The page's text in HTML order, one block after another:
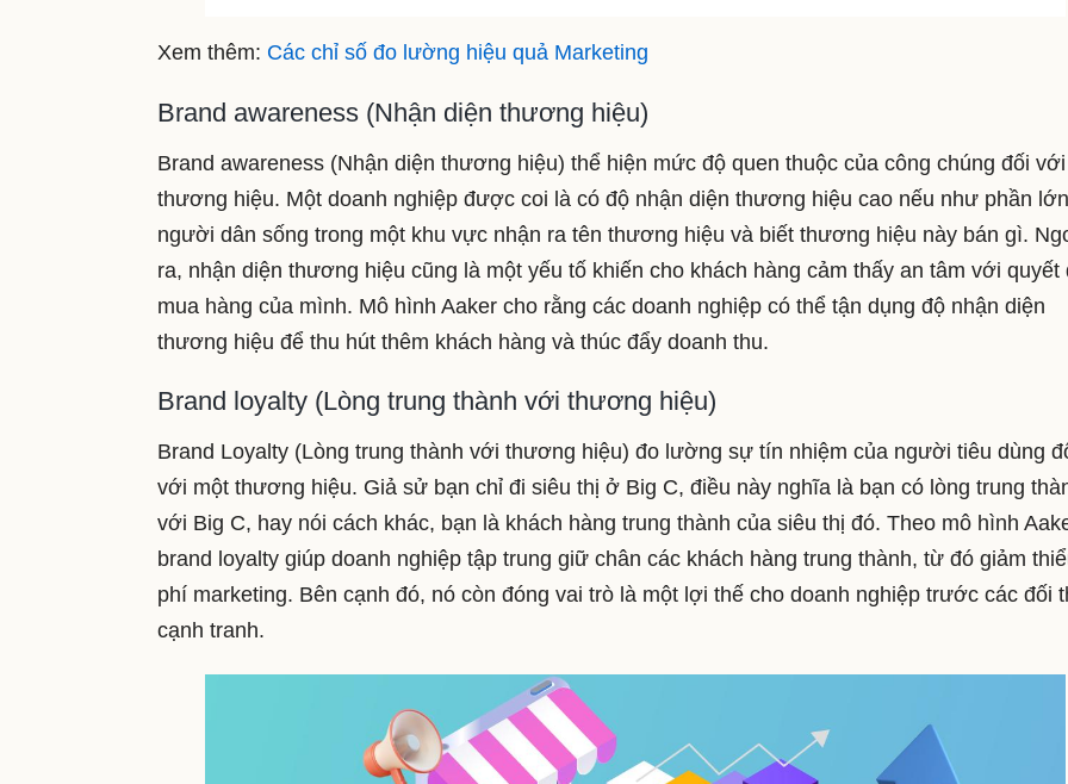
Xem thêm: Các chỉ số đo lường hiệu quả Marketing
Brand awareness (Nhận diện thương hiệu)
Brand awareness (Nhận diện thương hiệu) thể hiện mức độ quen thuộc của công chúng đối
thương hiệu. Một doanh nghiệp được coi là có độ nhận diện thương hiệu cao nếu như phần lớn
người dân sống trong một khu vực nhận ra tên thương hiệu và biết thương hiệu này bán gì.
ra, nhận diện thương hiệu cũng là một yếu tố khiến cho khách hàng cảm thấy an tâm với quyết
mua hàng của mình. Mô hình Aaker cho rằng các doanh nghiệp có thể tận dụng độ nhận diện
thương hiệu để thu hút thêm khách hàng và thúc đẩy doanh thu.
Brand loyalty (Lòng trung thành với thương hiệu)
Brand Loyalty (Lòng trung thành với thương hiệu) đo lường sự tín nhiệm của người tiêu dùng
với một thương hiệu. Giả sử bạn chỉ đi siêu thị ở Big C, điều này nghĩa là bạn có lòng trung
với Big C, hay nói cách khác, bạn là khách hàng trung thành của siêu thị đó. Theo mô hình
brand loyalty giúp doanh nghiệp tập trung giữ chân các khách hàng trung thành, từ đó giảm
phí marketing. Bên cạnh đó, nó còn đóng vai trò là một lợi thế cho doanh nghiệp trước các đối
cạnh tranh.